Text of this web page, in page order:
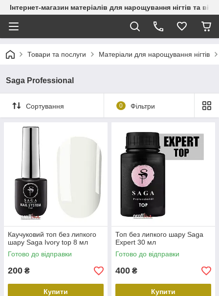
Інтернет-магазин матеріалів для нарощування нігтів та вій
Товари та послуги Матеріали для нарощування нігтів
Saga Professional
Сортування 0 Фільтри
Каучуковий топ без липкого
шару Saga Ivory top 8 мл
Готово до відправки
200 ₴
Купити
Топ без липкого шару Saga
Expert 30 мл
Готово до відправки
400 ₴
Купити